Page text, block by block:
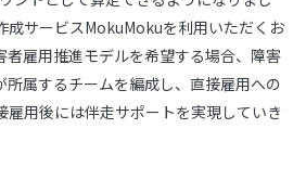
成サービスMokuMokuを利用いただくお
者雇用推進モデルを希望する場合、障害
所属するチームを編成し、直接雇用への
雇用後には伴走サポートを実現していき